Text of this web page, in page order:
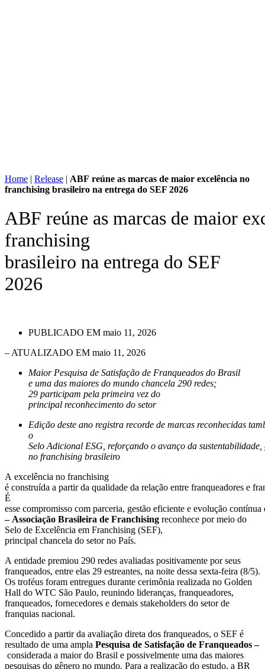
Home | Release | ABF reúne as marcas de maior excelência no
franchising brasileiro na entrega do SEF 2026
ABF reúne as marcas de maior
franchising
brasileiro na entrega do SEF
2026
PUBLICADO EM maio 11, 2026
– ATUALIZADO EM maio 11, 2026
Maior Pesquisa de Satisfação de Franqueados do Brasil
e uma das maiores do mundo chancela 290 redes;
29 participam pela primeira vez do
principal reconhecimento do setor
Edição deste ano registra recorde de marcas reconhecidas
o
Selo Adicional ESG, reforçando o avanço da
no franchising brasileiro
A excelência no franchising
é construída a partir da qualidade da relação entre franqueadores e
É
esse compromisso com parceria, gestão eficiente e evolução contínua
– Associação Brasileira de Franchising reconhece por meio do
Selo de Excelência em Franchising (SEF),
principal chancela do setor no País.
A entidade premiou 290 redes avaliadas positivamente por seus
franqueados, entre elas 29 estreantes, na noite dessa sexta-feira (8/5).
Os troféus foram entregues durante cerimônia realizada no Golden
Hall do WTC São Paulo, reunindo lideranças, franqueadores,
franqueados, fornecedores e demais stakeholders do setor de
franquias nacional.
Concedido a partir da avaliação direta dos franqueados, o SEF é
resultado de uma ampla Pesquisa de Satisfação de Franqueados –
considerada a maior do Brasil e possivelmente uma das maiores
pesquisas do gênero no mundo. Para a realização do estudo, a BR